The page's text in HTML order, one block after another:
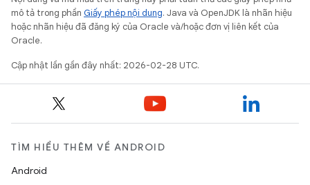
mô tả trong phần Giấy phép nội dung. Java và OpenJDK là nhãn hiệu
hoặc nhãn hiệu đã đăng ký của Oracle và/hoặc đơn vị liên kết của
Oracle.
Cập nhật lần gần đây nhất: 2026-02-28 UTC.
TÌM HIỂU THÊM VỀ ANDROID
Android